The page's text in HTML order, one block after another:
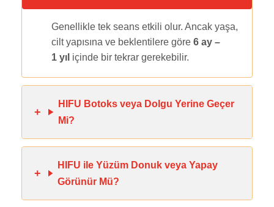
Genellikle tek seans etkili olur. Ancak yaşa,
cilt yapısına ve beklentilere göre 6 ay –
1 yıl içinde bir tekrar gerekebilir.
HIFU Botoks veya Dolgu Yerine Geçer
Mi?
HIFU ile Yüzüm Donuk veya Yapay
Görünür Mü?